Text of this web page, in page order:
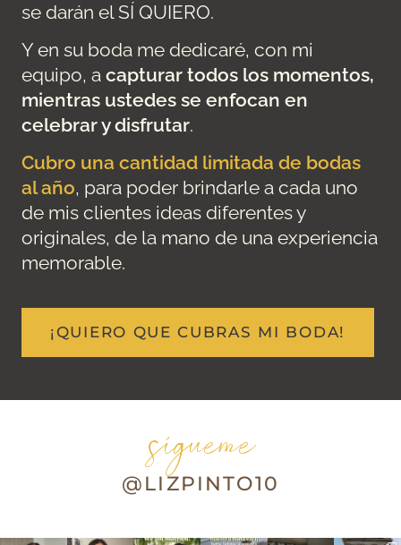
se darán el SÍ QUIERO.
Y en su boda me dedicaré, con mi
equipo, a capturar todos los momentos,
mientras ustedes se enfocan en
celebrar y disfrutar.
Cubro una cantidad limitada de bodas
al año, para poder brindarle a cada uno
de mis clientes ideas diferentes y
originales, de la mano de una experiencia
memorable.
¡QUIERO QUE CUBRAS MI BODA!
sígueme
@LIZPINTO10